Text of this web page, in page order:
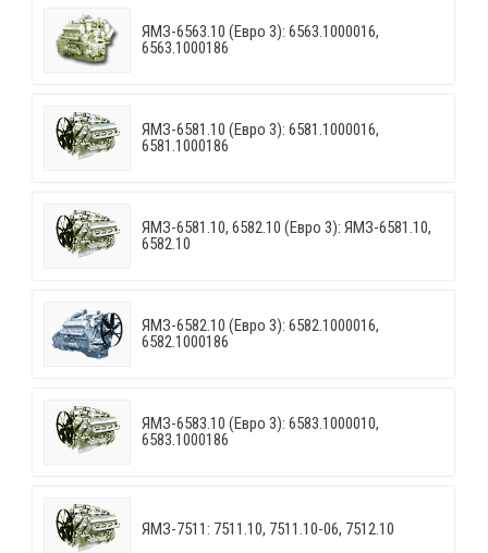
ЯМЗ-6563.10 (Евро 3): 6563.1000016,
6563.1000186
ЯМЗ-6581.10 (Евро 3): 6581.1000016,
6581.1000186
ЯМЗ-6581.10, 6582.10 (Евро 3): ЯМЗ-6581.10,
6582.10
ЯМЗ-6582.10 (Евро 3): 6582.1000016,
6582.1000186
ЯМЗ-6583.10 (Евро 3): 6583.1000010,
6583.1000186
ЯМЗ-7511: 7511.10, 7511.10-06, 7512.10